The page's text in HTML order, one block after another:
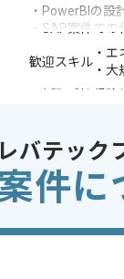
・PowerBIの設
・SAP案件での
歓迎スキル
・
・
業務内容
特徴
精算基準時間
レバテック
件に